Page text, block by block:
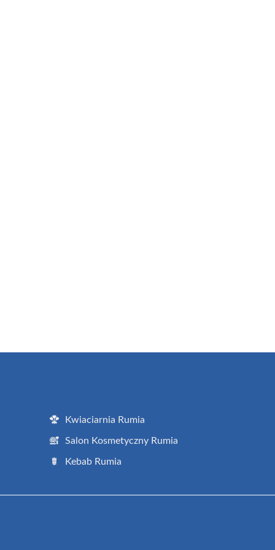
Kwiaciarnia Rumia
Salon Kosmetyczny Rumia
Kebab Rumia